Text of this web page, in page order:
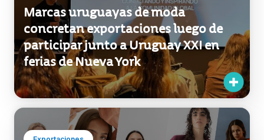
Exportaciones
Marcas uruguayas de moda
concretan exportaciones luego de
participar junto a Uruguay XXI en
ferias de Nueva York